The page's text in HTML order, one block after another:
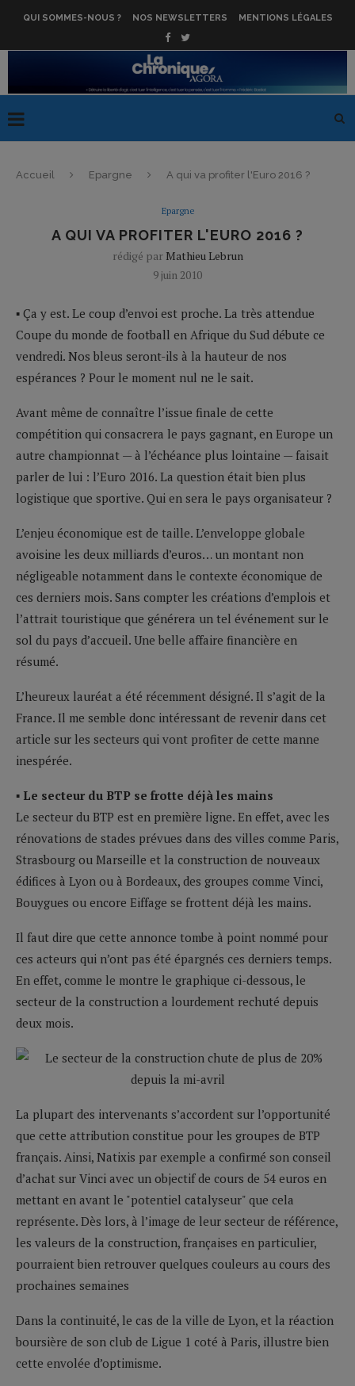
QUI SOMMES-NOUS ? NOS NEWSLETTERS MENTIONS LÉGALES
Accueil Epargne A qui va profiter l'Euro 2016 ?
Epargne
A QUI VA PROFITER L'EURO 2016 ?
rédigé par Mathieu Lebrun
9 juin 2010
▪ Ça y est. Le coup d’envoi est proche. La très attendue
Coupe du monde de football en Afrique du Sud débute ce
vendredi. Nos bleus seront-ils à la hauteur de nos
espérances ? Pour le moment nul ne le sait.
Avant même de connaître l’issue finale de cette
compétition qui consacrera le pays gagnant, en Europe un
autre championnat — à l’échéance plus lointaine — faisait
parler de lui : l’Euro 2016. La question était bien plus
logistique que sportive. Qui en sera le pays organisateur ?
L’enjeu économique est de taille. L’enveloppe globale
avoisine les deux milliards d’euros… un montant non
négligeable notamment dans le contexte économique de
ces derniers mois. Sans compter les créations d’emplois et
l’attrait touristique que générera un tel événement sur le
sol du pays d’accueil. Une belle affaire financière en
résumé.
L’heureux lauréat a été récemment désigné. Il s’agit de la
France. Il me semble donc intéressant de revenir dans cet
article sur les secteurs qui vont profiter de cette manne
inespérée.
▪ Le secteur du BTP se frotte déjà les mains
Le secteur du BTP est en première ligne. En effet, avec les
rénovations de stades prévues dans des villes comme Paris,
Strasbourg ou Marseille et la construction de nouveaux
édifices à Lyon ou à Bordeaux, des groupes comme Vinci,
Bouygues ou encore Eiffage se frottent déjà les mains.
Il faut dire que cette annonce tombe à point nommé pour
ces acteurs qui n’ont pas été épargnés ces derniers temps.
En effet, comme le montre le graphique ci-dessous, le
secteur de la construction a lourdement rechuté depuis
deux mois.
La plupart des intervenants s’accordent sur l’opportunité
que cette attribution constitue pour les groupes de BTP
français. Ainsi, Natixis par exemple a confirmé son conseil
d’achat sur Vinci avec un objectif de cours de 54 euros en
mettant en avant le "potentiel catalyseur" que cela
représente. Dès lors, à l’image de leur secteur de référence,
les valeurs de la construction, françaises en particulier,
pourraient bien retrouver quelques couleurs au cours des
prochaines semaines
Dans la continuité, le cas de la ville de Lyon, et la réaction
boursière de son club de Ligue 1 coté à Paris, illustre bien
cette envolée d’optimisme.